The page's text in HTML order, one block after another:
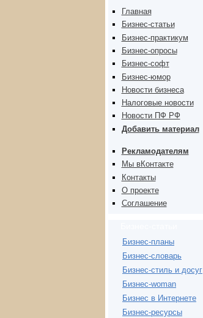
Главная
Бизнес-статьи
Бизнес-практикум
Бизнес-опросы
Бизнес-софт
Бизнес-юмор
Новости бизнеса
Налоговые новости
Новости ПФ РФ
Добавить материал
Рекламодателям
Мы вКонтакте
Контакты
О проекте
Соглашение
Бизнес-планы
Бизнес-словарь
Бизнес-стиль и досуг
Бизнес-woman
Бизнес в Интернете
Бизнес-ресурсы